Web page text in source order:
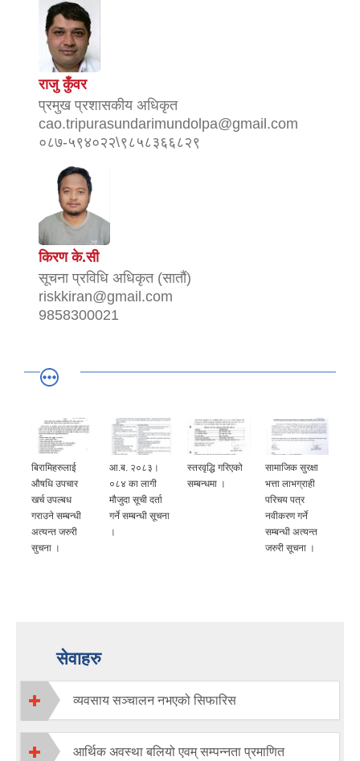
राजु कुँवर
प्रमुख प्रशासकीय अधिकृत
cao.tripurasundarimundolpa@gmail.com
०८७-५९४०२२\९८५८३६६८२९
किरण के.सी
सूचना प्रविधि अधिकृत (सातौं)
riskkiran@gmail.com
9858300021
बिरामिहरुलाई
‍‌औषधि उपचार
खर्च उपल्बध
गराउने सम्बन्धी
अत्यन्त जरुरी
सुचना ।
आ.ब. २०८३।
०८४ का लागी
मौजुदा सूची दर्ता
गर्ने सम्बन्धी सूचना
।
स्तरवृद्धि गरिएको
सम्बन्धमा ।
सामाजिक सुरक्षा
भत्ता लाभग्राही
परिचय पत्र
नवीकरण गर्ने
सम्बन्धी अत्यन्त
जरुरी सूचना ।
सेवाहरु
व्यवसाय सञ्चालन नभएको सिफारिस
आर्थिक अवस्था बलियो एवम् सम्पन्नता प्रमाणित